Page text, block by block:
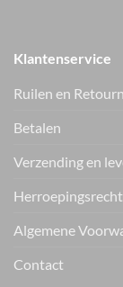
Klantenservice
Ruilen en
Betalen
Verzending en
Herroepingsrecht
Algemene
Contact
Nieuwe items als